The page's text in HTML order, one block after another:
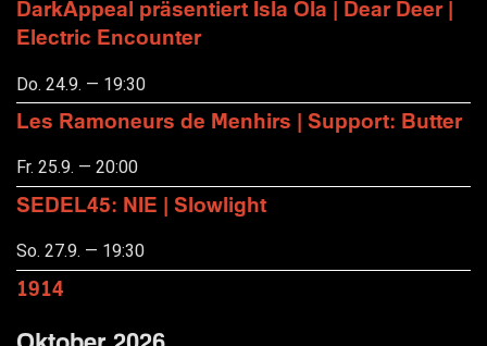
DarkAppeal präsentiert Isla Ola | Dear Deer |
Electric Encounter
Do. 24.9. — 19:30
Les Ramoneurs de Menhirs | Support: Butter
Fr. 25.9. — 20:00
SEDEL45: NIE | Slowlight
So. 27.9. — 19:30
1914